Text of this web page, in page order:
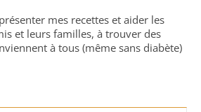
mes recettes et aider les
et leurs familles, à trouver des
à tous (même sans diabète)